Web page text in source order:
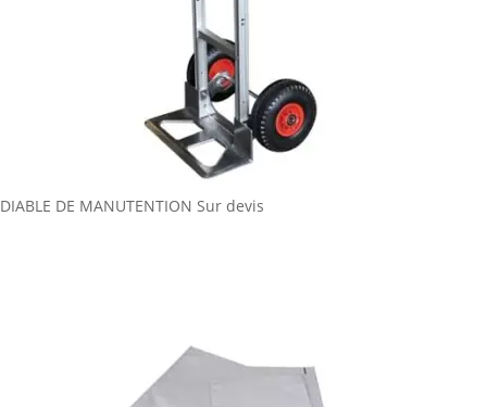
DIABLE DE MANUTENTION Sur devis